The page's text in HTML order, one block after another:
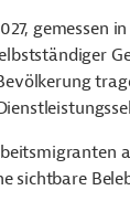
gemessen
sichtbare